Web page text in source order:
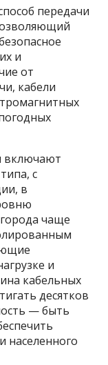
передачи
и
от
кабели
включают
с
в
чаще
и
кабельных
десятков
— быть
населенного